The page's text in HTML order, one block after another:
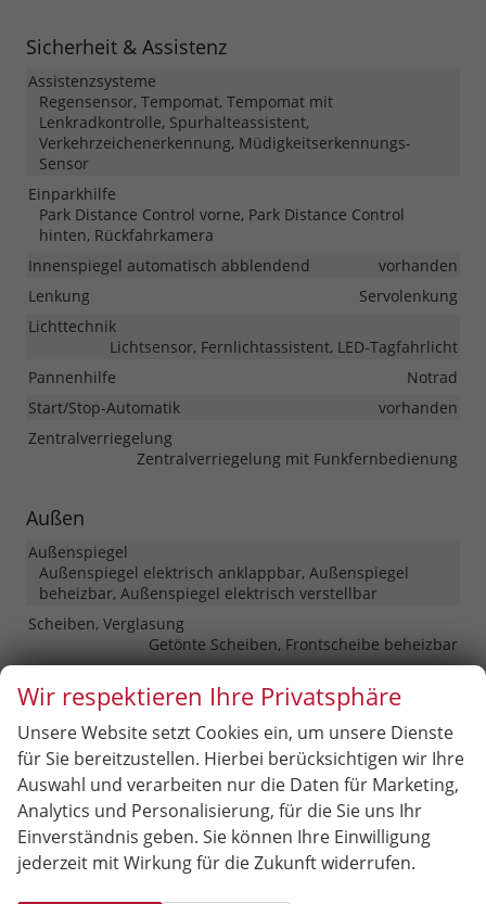
Sicherheit & Assistenz
Assistenzsysteme
Regensensor, Tempomat, Tempomat mit
Lenkradkontrolle, Spurhalteassistent,
Verkehrzeichenerkennung, Müdigkeitserkennungs-
Sensor
Einparkhilfe
Park Distance Control vorne, Park Distance Control
hinten, Rückfahrkamera
Innenspiegel automatisch abblendend
vorhanden
Lenkung
Servolenkung
Lichttechnik
Lichtsensor, Fernlichtassistent, LED-Tagfahrlicht
Pannenhilfe
Notrad
Start/Stop-Automatik
vorhanden
Zentralverriegelung
Zentralverriegelung mit Funkfernbedienung
Außen
Außenspiegel
Außenspiegel elektrisch anklappbar, Außenspiegel
beheizbar, Außenspiegel elektrisch verstellbar
Scheiben, Verglasung
Getönte Scheiben, Frontscheibe beheizbar
Räder & Technik
Antriebsachse
Frontantrieb
Bremsen
Elektronische Parkbremse
Fahrwerk- und Regelungssysteme
Antiblockiersystem (ABS), Elektronisches Stabilitäts-
Programm (ESP), Reifendruckkontrolle
Felgengröße
18 Zoll
Wir respektieren Ihre Privatsphäre
Unsere Website setzt Cookies ein, um unsere Dienste
für Sie bereitzustellen. Hierbei berücksichtigen wir Ihre
Auswahl und verarbeiten nur die Daten für Marketing,
Analytics und Personalisierung, für die Sie uns Ihr
Einverständnis geben. Sie können Ihre Einwilligung
jederzeit mit Wirkung für die Zukunft widerrufen.